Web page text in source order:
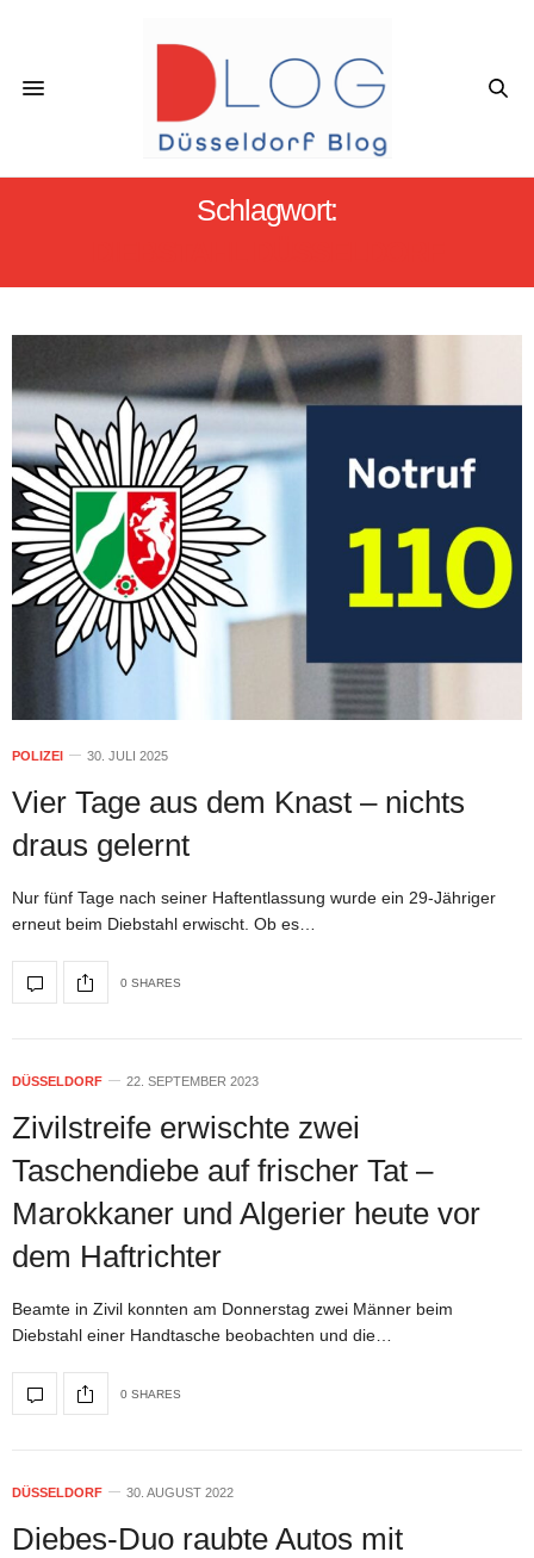
Schlagwort:
POLIZEI 30. JULI 2025
Vier Tage aus dem Knast – nichts
draus gelernt
Nur fünf Tage nach seiner Haftentlassung wurde ein 29-Jähriger
erneut beim Diebstahl erwischt. Ob es…
0 SHARES
DÜSSELDORF 22. SEPTEMBER 2023
Zivilstreife erwischte zwei
Taschendiebe auf frischer Tat –
Marokkaner und Algerier heute vor
dem Haftrichter
Beamte in Zivil konnten am Donnerstag zwei Männer beim
Diebstahl einer Handtasche beobachten und die…
0 SHARES
DÜSSELDORF 30. AUGUST 2022
Diebes-Duo raubte Autos mit